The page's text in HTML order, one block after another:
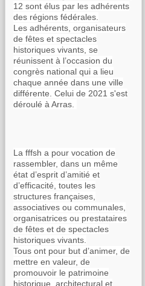
12 sont élus par les adhérents
des régions fédérales.
Les adhérents, organisateurs
de fêtes et spectacles
historiques vivants, se
réunissent à l’occasion du
congrès national qui a lieu
chaque année dans une ville
différente. Celui de 2021 s'est
déroulé à Arras.
La fffsh a pour vocation de
rassembler, dans un même
état d’esprit d’amitié et
d’efficacité, toutes les
structures françaises,
associatives ou communales,
organisatrices ou prestataires
de fêtes et de spectacles
historiques vivants.
Tous ont pour but d’animer, de
mettre en valeur, de
promouvoir le patrimoine
historique, architectural et